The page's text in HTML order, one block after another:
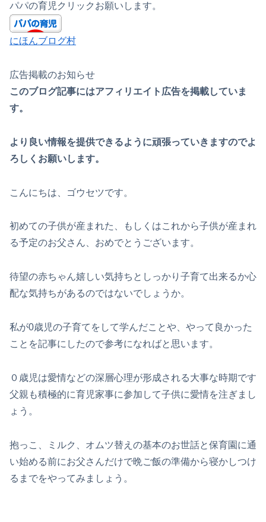
パパの育児クリックお願いします。
にほんブログ村
広告掲載のお知らせ
このブログ記事にはアフィリエイト広告を掲載していま
す。
より良い情報を提供できるように頑張っていきますのでよ
ろしくお願いします。
こんにちは、ゴウセツです。
初めての子供が産まれた、もしくはこれから子供が産まれ
る予定のお父さん、おめでとうございます。
待望の赤ちゃん嬉しい気持ちとしっかり子育て出来るか心
配な気持ちがあるのではないでしょうか。
私が0歳児の子育てをして学んだことや、やって良かった
ことを記事にしたので参考になればと思います。
０歳児は愛情などの深層心理が形成される大事な時期です
父親も積極的に育児家事に参加して子供に愛情を注ぎまし
ょう。
抱っこ、ミルク、オムツ替えの基本のお世話と保育園に通
い始める前にお父さんだけで晩ご飯の準備から寝かしつけ
るまでをやってみましょう。